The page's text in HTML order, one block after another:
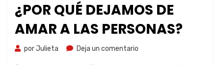
¿POR QUÉ DEJAMOS DE
AMAR A LAS PERSONAS?
porJulieta Deja un comentario